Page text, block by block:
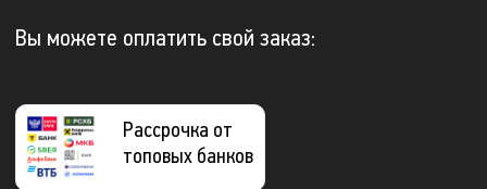
Вы можете оплатить свой заказ:
Рассрочка от
топовых банков